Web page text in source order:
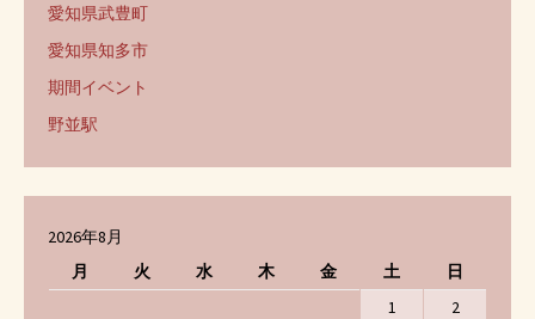
愛知県武豊町
愛知県知多市
期間イベント
野並駅
2026年8月
月
火 水 木 金 土 日
1
2